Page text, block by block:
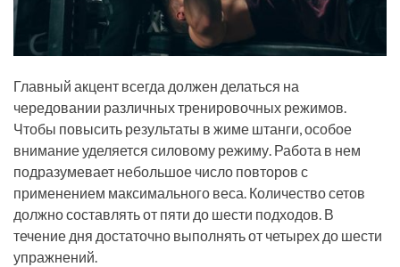
Главный акцент всегда должен делаться на
чередовании различных тренировочных режимов.
Чтобы повысить результаты в жиме штанги, особое
внимание уделяется силовому режиму. Работа в нем
подразумевает небольшое число повторов с
применением максимального веса. Количество сетов
должно составлять от пяти до шести подходов. В
течение дня достаточно выполнять от четырех до шести
упражнений.